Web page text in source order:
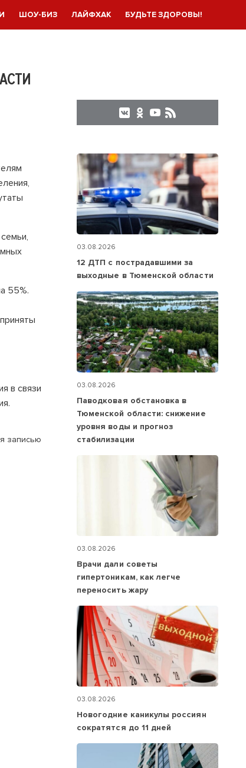
ШОУ-БИЗ ЛАЙФХАК БУДЬТЕ ЗДОРОВЫ!
55%.
в связи
записью
03.08.2026
12 ДТП с пострадавшими за
выходные в Тюменской области
03.08.2026
Паводковая обстановка в
Тюменской области: снижение
уровня воды и прогноз
стабилизации
03.08.2026
Врачи дали советы
гипертоникам, как легче
переносить жару
03.08.2026
Новогодние каникулы россиян
сократятся до 11 дней